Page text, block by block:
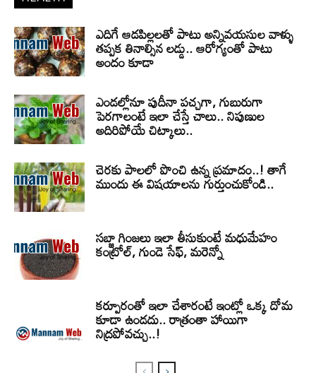
ఎదిగే ఆడపిల్లలతో పాటు అన్నివయసుల వాళ్ళు
తప్పక తినాల్సిన లడ్డు.. ఆరోగ్యంతో పాటు
అందం కూడా
ఎండల్లోనూ పుదీనా పచ్చగా, గుబురుగా
పెరగాలంటే ఇలా చేస్తే చాలు.. నిపుణుల
అదిరిపోయే చిట్కాలు..
చెరకు పాలలో పొంచి ఉన్న ప్రమాదం..! తాగే
ముందు ఈ విషయాలను గుర్తుంచుకోండి..
సబ్జా గింజలు ఇలా తీసుకుంటే మధుమేహం
కంట్రోల్, గుండె సేఫ్, మరెన్నో
కర్పూరంతో ఇలా చేశారంటే ఇంట్లో ఒక్క దోమ
కూడా ఉండదు.. రాత్రంతా హాయిగా
నిద్రపోవచ్చు..!